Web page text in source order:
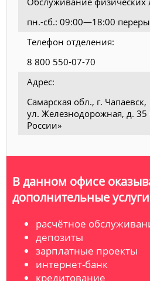
пн.-сб.: 09:00—18:00
Телефон отделения:
8 800 550-07-70
Адрес:
Самарская обл., г. Чапаевск,
ул. Железнодорожная, д.
России»
В данном офисе
дополнительные
расчётное
депозиты
зарплатные проекты
интернет-банк
кредитование